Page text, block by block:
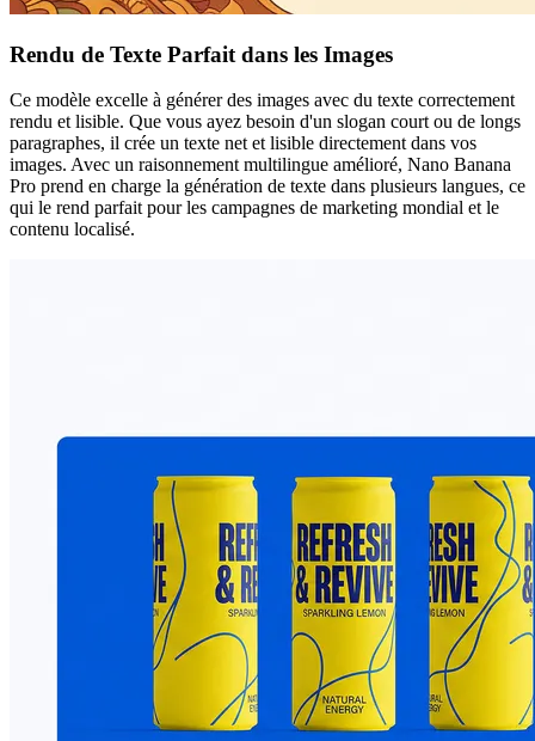
Rendu de Texte Parfait dans les Images
Ce modèle excelle à générer des images avec du texte correctement
rendu et lisible. Que vous ayez besoin d'un slogan court ou de longs
paragraphes, il crée un texte net et lisible directement dans vos
images. Avec un raisonnement multilingue amélioré, Nano Banana
Pro prend en charge la génération de texte dans plusieurs langues, ce
qui le rend parfait pour les campagnes de marketing mondial et le
contenu localisé.